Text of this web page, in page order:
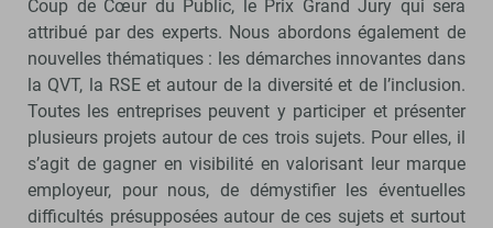
Coup de Cœur du Public, le Prix Grand Jury qui sera
attribué par des experts. Nous abordons également de
nouvelles thématiques : les démarches innovantes dans
la QVT, la RSE et autour de la diversité et de l’inclusion.
Toutes les entreprises peuvent y participer et présenter
plusieurs projets autour de ces trois sujets. Pour elles, il
s’agit de gagner en visibilité en valorisant leur marque
employeur, pour nous, de démystifier les éventuelles
difficultés présupposées autour de ces sujets et surtout